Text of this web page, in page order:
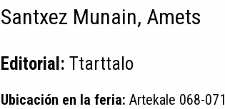
Santxez Munain, Amets
Editorial: Ttarttalo
Ubicación en la feria: Artekale 068-071